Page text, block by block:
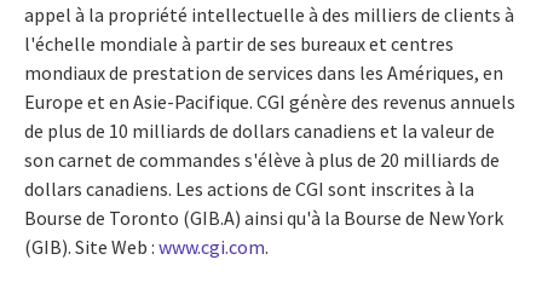
appel à la propriété intellectuelle à des milliers de clients à
l'échelle mondiale à partir de ses bureaux et centres
mondiaux de prestation de services dans les Amériques, en
Europe et en Asie-Pacifique. CGI génère des revenus annuels
de plus de 10 milliards de dollars canadiens et la valeur de
son carnet de commandes s'élève à plus de 20 milliards de
dollars canadiens. Les actions de CGI sont inscrites à la
Bourse de Toronto (GIB.A) ainsi qu'à la Bourse de New York
(GIB). Site Web : www.cgi.com.